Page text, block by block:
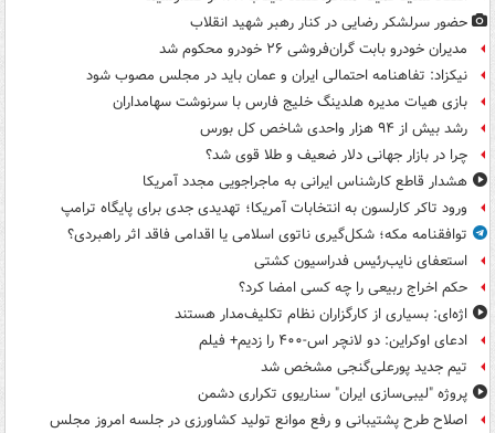
حضور سرلشکر رضایی در کنار رهبر شهید انقلاب
مدیران خودرو بابت گران‌فروشی ۲۶ خودرو محکوم شد
نیکزاد: تفاهنامه احتمالی ایران و عمان باید در مجلس مصوب شود
بازی هیات مدیره هلدینگ خلیج فارس با سرنوشت سهامداران
رشد بیش از ۹۴ هزار واحدی شاخص کل بورس
چرا در بازار جهانی دلار ضعیف و طلا قوی شد؟
هشدار قاطع کارشناس ایرانی به ماجراجویی مجدد آمریکا
ورود تاکر کارلسون به انتخابات آمریکا؛ تهدیدی جدی برای پایگاه ترامپ
توافقنامه مکه؛ شکل‌گیری ناتوی اسلامی یا اقدامی فاقد اثر راهبردی؟
استعفای نایب‌رئیس فدراسیون کشتی
حکم اخراج ربیعی را چه کسی امضا کرد؟
اژه‌ای: بسیاری از کارگزاران نظام تکلیف‌مدار هستند
ادعای اوکراین: دو لانچر اس-۴۰۰ را زدیم+ فیلم
تیم جدید پورعلی‌گنجی مشخص شد
پروژه "لیبی‌سازی ایران" سناریوی تکراری دشمن
اصلاح طرح پشتیبانی و رفع موانع تولید کشاورزی در جلسه امروز مجلس